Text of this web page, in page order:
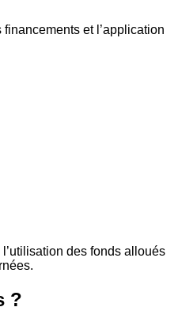
et l’application
des fonds alloués
?